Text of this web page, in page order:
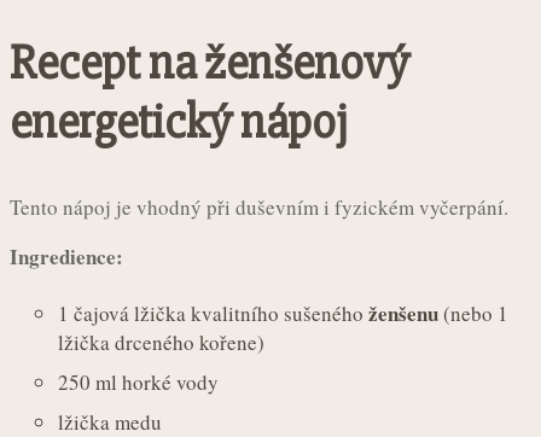
Recept na ženšenový
energetický nápoj
Tento nápoj je vhodný při duševním i fyzickém vyčerpání.
Ingredience:
1 čajová lžička kvalitního sušeného ženšenu(nebo 1
lžička drceného kořene)
250 ml horké vody
lžička medu